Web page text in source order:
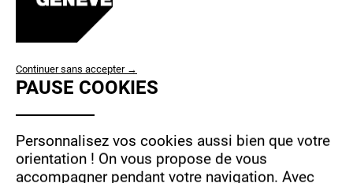
JURY - BACHELOR GRAPHIC DESIGN
USE
OF
PERSONAL
DATA
AND
Continuer sans accepter →
PAUSE COOKIES
Personnalisez vos cookies aussi bien que votre
orientation ! On vous propose de vous
accompagner pendant votre navigation. Avec